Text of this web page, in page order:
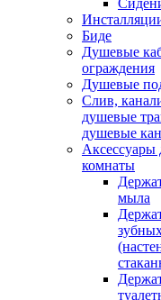
Биде
Душевые
ограждения
Душевые
Слив,
душевые
душевые
Аксессуары
комнаты
мыла